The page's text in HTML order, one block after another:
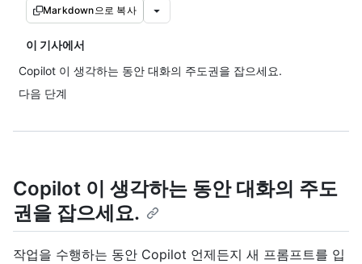
Markdown으로 복사
이 기사에서
Copilot 이 생각하는 동안 대화의 주도권을 잡으세요.
다음 단계
Copilot 이 생각하는 동안 대화의 주도
권을 잡으세요.
작업을 수행하는 동안 Copilot 언제든지 새 프롬프트를 입